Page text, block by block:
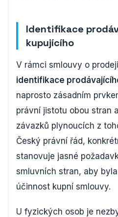
Identifikace
kupujícího
V rámci smlouvy o
identifikace
naprosto zásadním
právní jistotu obou stran
závazků plynoucích z
Český právní řád,
stanovuje jasné
smluvních stran, aby
účinnost kupní smlouvy.
U fyzických osob je